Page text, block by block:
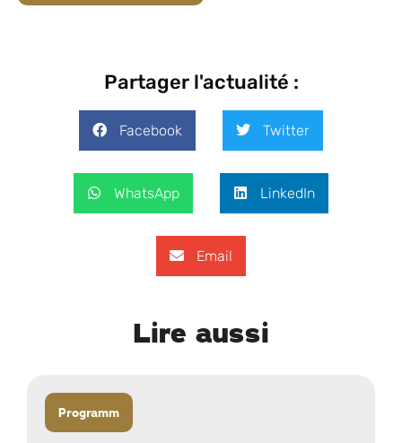
Partager l'actualité :
Facebook Twitter
WhatsApp LinkedIn
Email
Lire aussi
Programm